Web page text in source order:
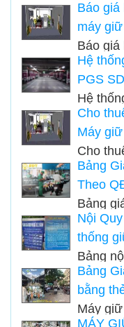
Báo giá
máy
Báo giá
báo giá
cấp lắp
minh...
Hệ
PGS
Hệ
minh tự
báo
dụng
xe
lớn...
Cho
Máy
Cho
máy
Tặng
năm sử
Bảng
Theo
Bảng
quyết
35/
Nội
thống
Bảng
giữ xe
thẻ từ,
dụng
Bảng
bằng
Máy
MÁY